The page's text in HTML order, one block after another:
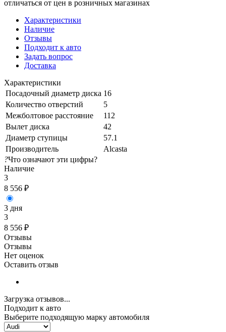
отличаться от цен в розничных магазинах
Характеристики
Наличие
Отзывы
Подходит к авто
Задать вопрос
Доставка
Характеристики
Посадочный диаметр диска 16
Количество отверстий
5
Межболтовое расстояние
112
Вылет диска
42
Диаметр ступицы
57.1
Производитель
Alcasta
?Что означают эти цифры?
Наличие
3
8 556 ₽
3 дня
3
8 556 ₽
Отзывы
Отзывы
Нет оценок
Оставить отзыв
Загрузка отзывов...
Подходит к авто
Выберите подходящую марку автомобиля